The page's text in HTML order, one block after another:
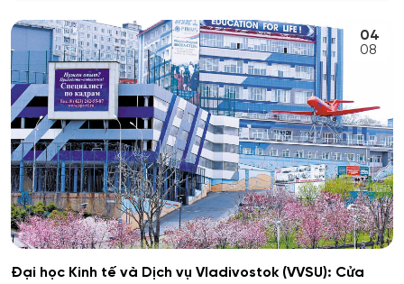
Kemerovo
Veliky Novgorod
Penza
Barnaul
Kursk
Kaluga
An toàn kỹ thuật và môi trường
An toàn môi trường kỹ thuật
An toàn thông tin
Biên - Phiên dịch
Biểu diễn nghệ thuật múa
Báo chí
04
08
Đại học Kinh tế và Dịch vụ Vladivostok (VVSU): Cửa